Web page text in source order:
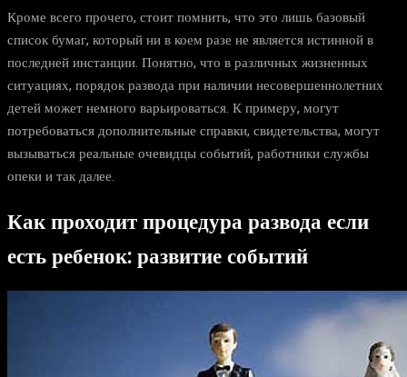
Кроме всего прочего, стоит помнить, что это лишь базовый
список бумаг, который ни в коем разе не является истинной в
последней инстанции. Понятно, что в различных жизненных
ситуациях, порядок развода при наличии несовершеннолетних
детей может немного варьироваться. К примеру, могут
потребоваться дополнительные справки, свидетельства, могут
вызываться реальные очевидцы событий, работники службы
опеки и так далее.
Как проходит процедура развода если
есть ребенок: развитие событий